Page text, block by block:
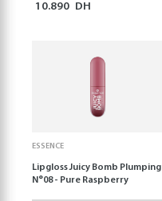
10.890 DH
ESSENCE
Lipgloss Juicy Bomb Plumping
N°08 - Pure Raspberry